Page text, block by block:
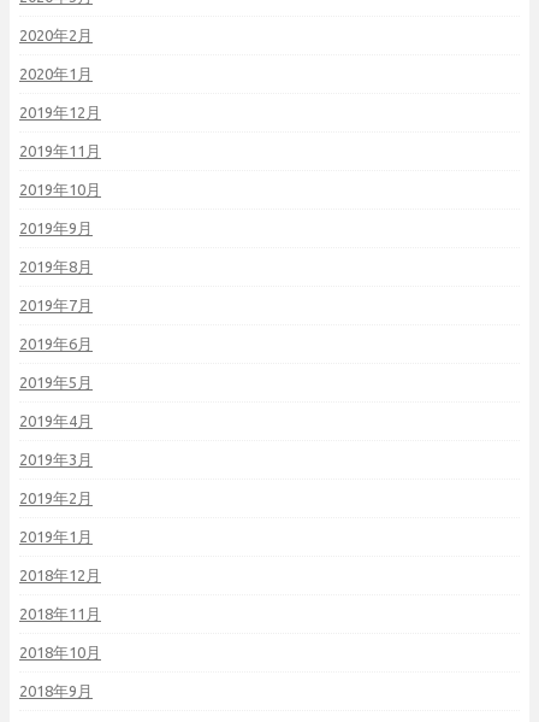
2020年2月
2020年1月
2019年12月
2019年11月
2019年10月
2019年9月
2019年8月
2019年7月
2019年6月
2019年5月
2019年4月
2019年3月
2019年2月
2019年1月
2018年12月
2018年11月
2018年10月
2018年9月